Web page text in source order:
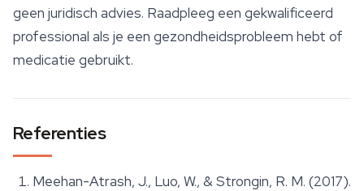
geen juridisch advies. Raadpleeg een gekwalificeerd
professional als je een gezondheidsprobleem hebt of
medicatie gebruikt.
Referenties
Meehan-Atrash, J., Luo, W., & Strongin, R. M. (2017).